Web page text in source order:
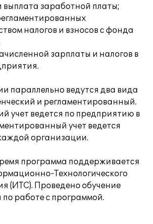
выплата заработной платы;
налогов и взносов с фонда
зарплаты и налогов в
параллельно ведутся два вида
и регламентированный.
учет ведется по предприятию в
учет ведется
организации.
программа поддерживается
Технологического
(ИТС). Проведено обучение
по работе с программой.